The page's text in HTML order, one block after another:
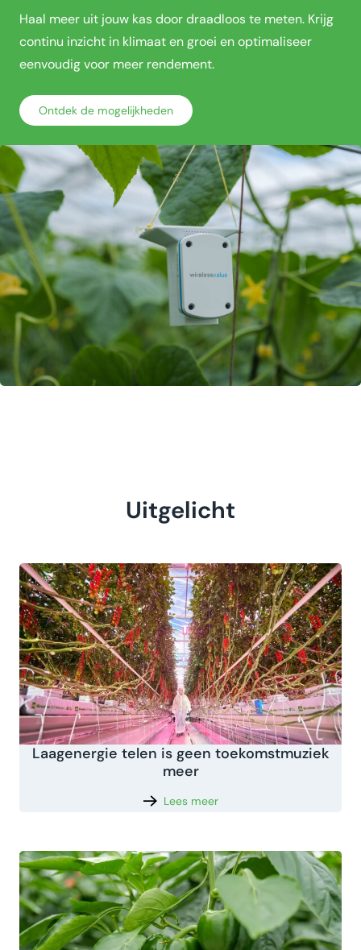
Haal meer uit jouw kas door draadloos te meten. Krijg
continu inzicht in klimaat en groei en optimaliseer
eenvoudig voor meer rendement.
Ontdek de mogelijkheden
Uitgelicht
Laagenergie telen is geen toekomstmuziek
meer
Lees meer